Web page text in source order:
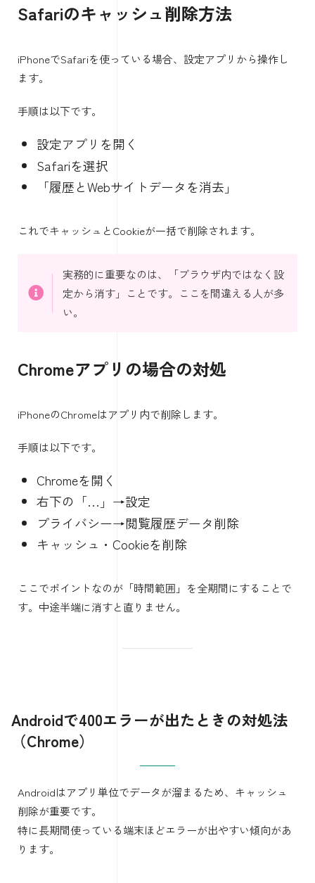
Safariのキャッシュ削除方法
iPhoneでSafariを使っている場合、設定アプリから操作し
ます。
手順は以下です。
設定アプリを開く
Safariを選択
「履歴とWebサイトデータを消去」
これでキャッシュとCookieが一括で削除されます。
実務的に重要なのは、「ブラウザ内ではなく設
定から消す」ことです。ここを間違える人が多
い。
Chromeアプリの場合の対処
iPhoneのChromeはアプリ内で削除します。
手順は以下です。
Chromeを開く
右下の「…」→設定
プライバシー→閲覧履歴データ削除
キャッシュ・Cookieを削除
ここでポイントなのが「時間範囲」を全期間にすることで
す。中途半端に消すと直りません。
Androidで400エラーが出たときの対処法
（Chrome）
Androidはアプリ単位でデータが溜まるため、キャッシュ
削除が重要です。
特に長期間使っている端末ほどエラーが出やすい傾向があ
ります。